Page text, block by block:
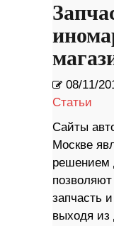
08/11/
Статьи
Сайты
Москве
решением
запчасть
выходя из